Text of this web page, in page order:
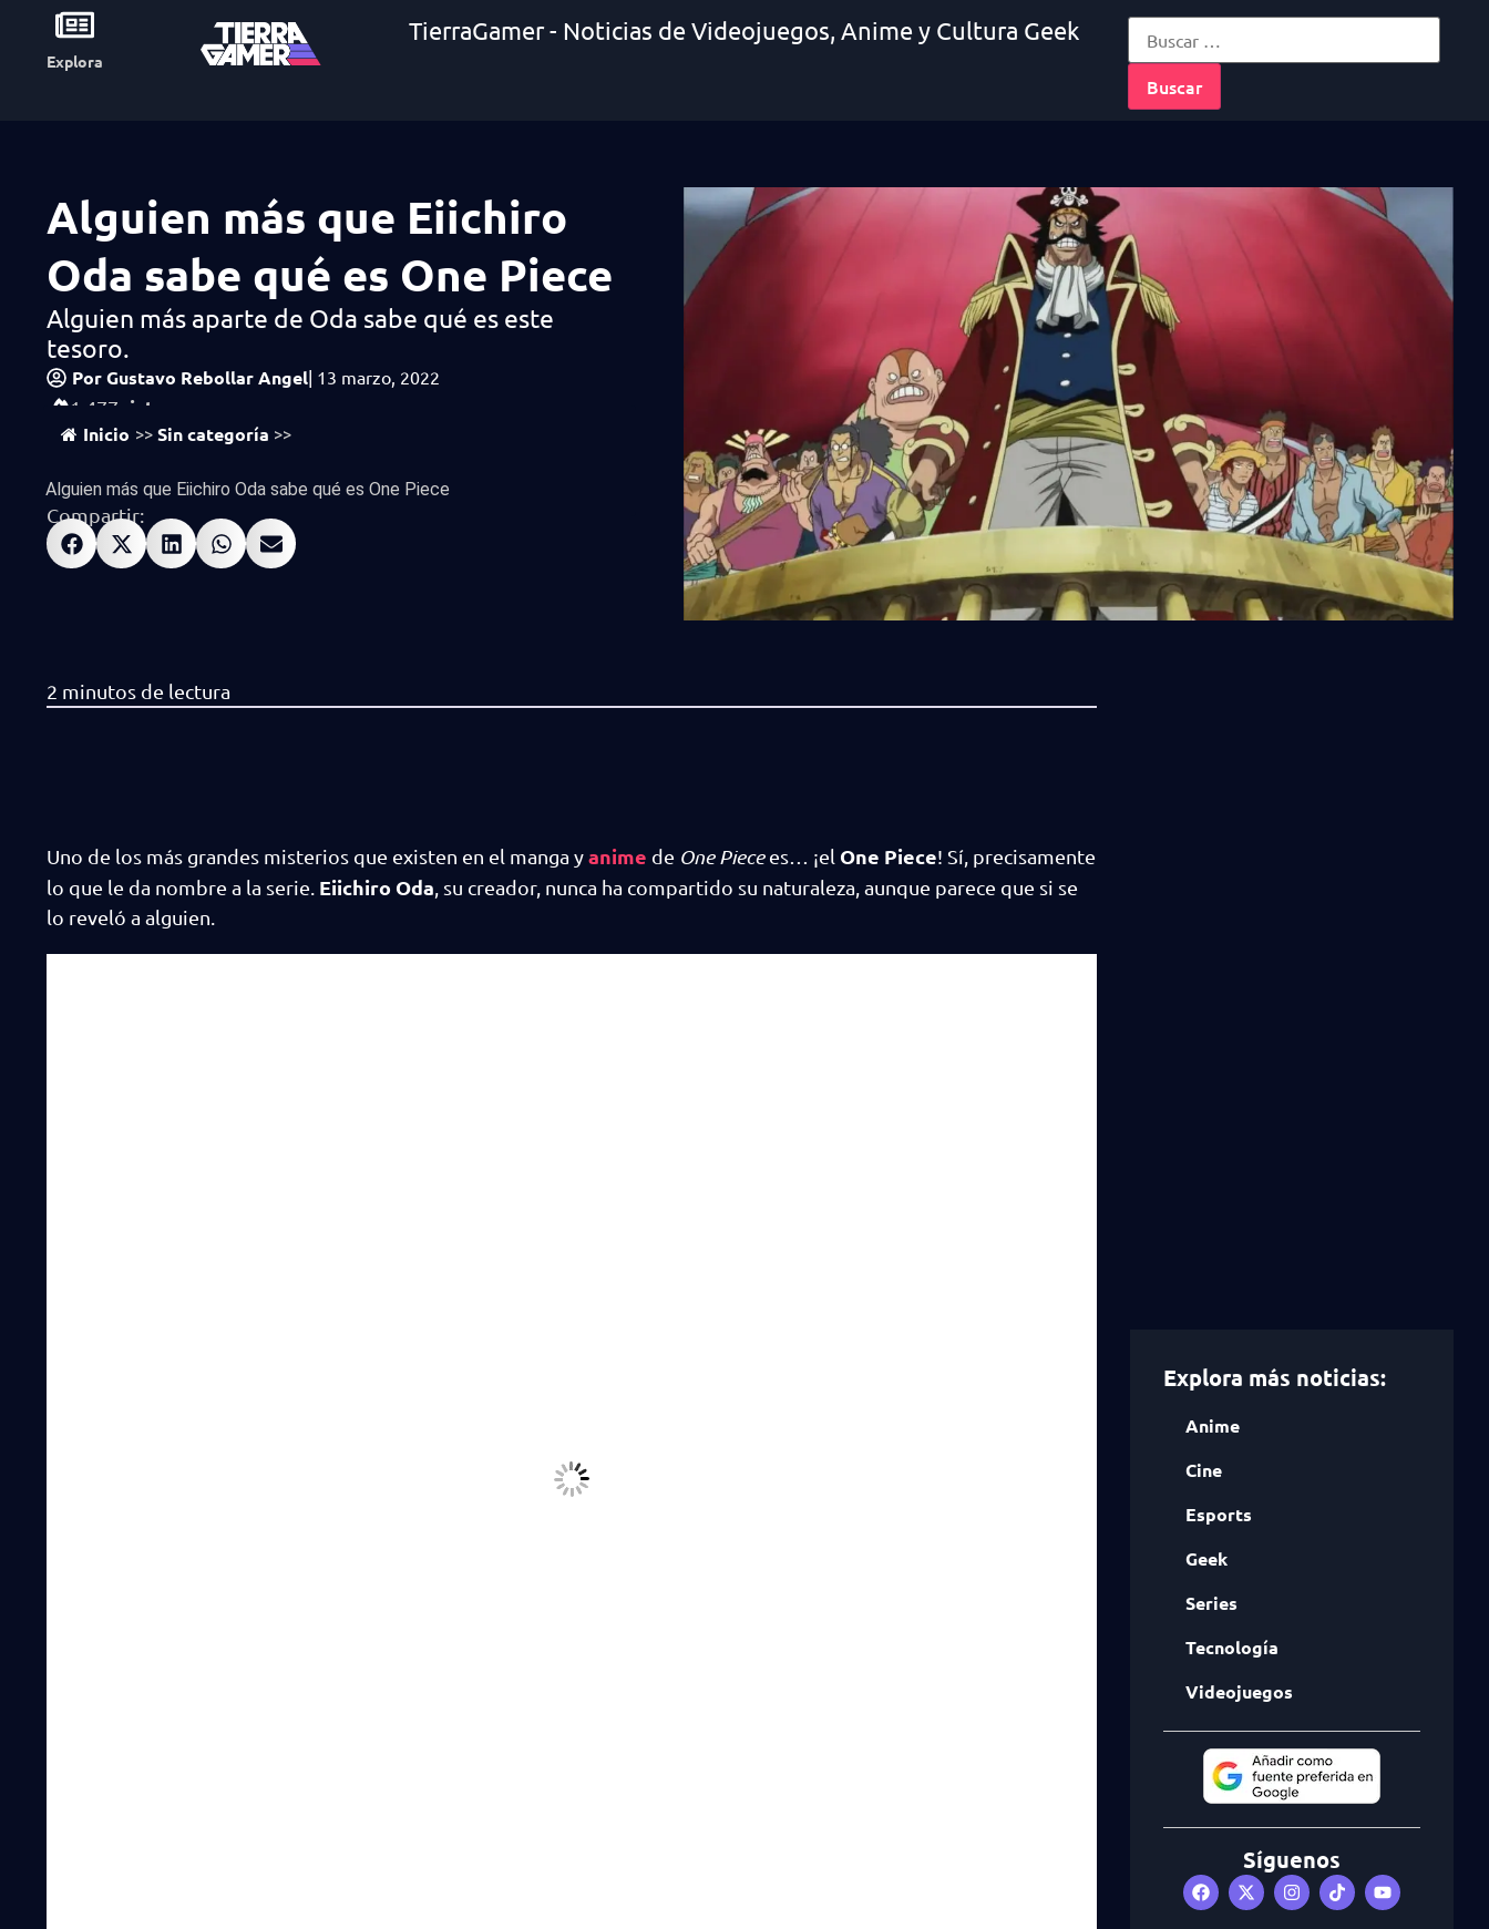
Explora
TierraGamer - Noticias de Videojuegos, Anime y Cultura Geek
Alguien más que Eiichiro
Oda sabe qué es One Piece
Alguien más aparte de Oda sabe qué es este
tesoro.
PorGustavo Rebollar Angel| 13 marzo, 2022
1,477 vistas
Inicio >> Sin categoría >>
Alguien más que Eiichiro Oda sabe qué es One Piece
Compartir:
Uno de los más grandes misterios que existen en el manga yanime de One Piecees… ¡el One Piece! Sí, precisamente
lo que le da nombre a la serie. Eiichiro Oda, su creador, nunca ha compartido su naturaleza, aunque parece que si se
lo reveló a alguien.
Explora más noticias:
Anime
Cine
Esports
Geek
Series
Tecnología
Videojuegos
Síguenos